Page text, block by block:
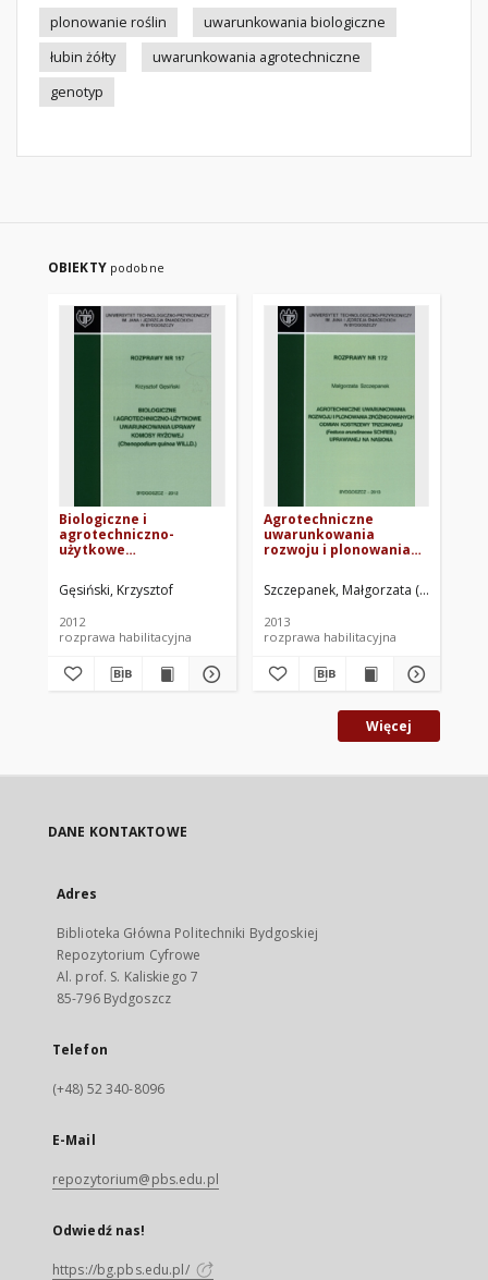
plonowanie roślin
uwarunkowania biologiczne
łubin żółty
uwarunkowania agrotechniczne
genotyp
OBIEKTY podobne
Biologiczne i
agrotechniczno-
użytkowe
komosy ryżowej
(Chenopodium quinoa
Gęsiński, Krzysztof
2012
rozprawa habilitacyjna
Agrotechniczne
uwarunkowania
rozwoju i plonowania
odmian kostrzewy
trzcinowej (Festuca
uprawianej na nasiona
Szczepanek, Małgorzata
2013
rozprawa habilitacyjna
Więcej
DANE KONTAKTOWE
Adres
Biblioteka Główna Politechniki Bydgoskiej
Repozytorium Cyfrowe
Al. prof. S. Kaliskiego 7
85-796 Bydgoszcz
Telefon
(+48) 52 340-8096
E-Mail
repozytorium@pbs.edu.pl
Odwiedź nas!
https://bg.pbs.edu.pl/